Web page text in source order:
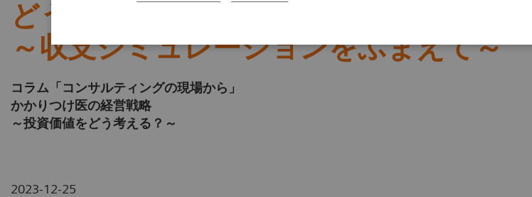
どう考える？クリニックでの MRI導入
～収支シミュレーションをふまえて～
コラム「コンサルティングの現場から」
かかりつけ医の経営戦略
～投資価値をどう考える？～
2023-12-25